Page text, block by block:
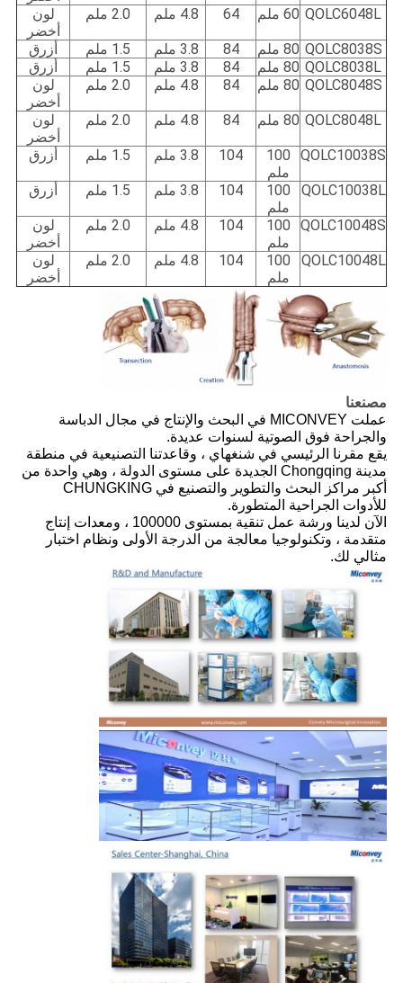
QOLC6048L 60 ملم 64 4.8 ملم 2.0 ملم
لون
أخضر
QOLC8038S 80 ملم 84 3.8 ملم 1.5 ملم
أزرق
QOLC8038L 80 ملم 84 3.8 ملم 1.5 ملم
أزرق
QOLC8048S 80 ملم 84 4.8 ملم 2.0 ملم
لون
أخضر
QOLC8048L 80 ملم 84 4.8 ملم 2.0 ملم
لون
أخضر
QOLC10038S
100
ملم
104 3.8 ملم 1.5 ملم أزرق
QOLC10038L
100
ملم
104 3.8 ملم 1.5 ملم أزرق
QOLC10048S
100
ملم
104 4.8 ملم 2.0 ملم
لون
أخضر
QOLC10048L
100
ملم
104 4.8 ملم 2.0 ملم
لون
أخضر
مصنعنا
عملت MICONVEY في البحث والإنتاج في مجال الدباسة
والجراحة فوق الصوتية لسنوات عديدة.
يقع مقرنا الرئيسي في شنغهاي ، وقاعدتنا التصنيعية في منطقة
مدينة Chongqing الجديدة على مستوى الدولة ، وهي واحدة من
أكبر مراكز البحث والتطوير والتصنيع في CHUNGKING
للأدوات الجراحية المتطورة.
الآن لدينا ورشة عمل تنقية بمستوى 100000 ، ومعدات إنتاج
متقدمة ، وتكنولوجيا معالجة من الدرجة الأولى ونظام اختبار
مثالي لك.